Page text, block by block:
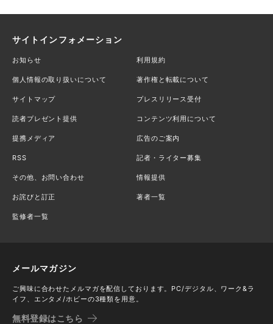
サイトインフォメーション
お知らせ 利用規約
個人情報の取り扱いについて 著作権と転載について
サイトマップ プレスリリース受付
読者プレゼント提供 コンテンツ利用について
提携メディア 広告のご案内
RSS 記者・ライター募集
その他、お問い合わせ 情報提供
お詫びと訂正 著者一覧
監修者一覧
メールマガジン
ご興味に合わせたメルマガを配信しております。PC/デジタル、ワーク&ラ
イフ、エンタメ/ホビーの3種類を用意。
無料登録はこちら